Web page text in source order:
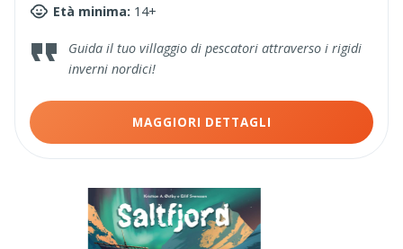
Età minima: 14+
Guida il tuo villaggio di pescatori attraverso i rigidi
inverni nordici!
MAGGIORI DETTAGLI